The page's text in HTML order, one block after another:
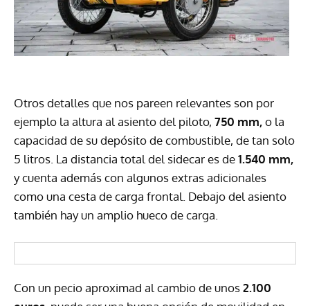
Otros detalles que nos pareen relevantes son por
ejemplo la altura al asiento del piloto, 750 mm,o la
capacidad de su depósito de combustible, de tan solo
5 litros. La distancia total del sidecar es de1.540 mm,
y cuenta además con algunos extras adicionales
como una cesta de carga frontal. Debajo del asiento
también hay un amplio hueco de carga.
Con un pecio aproximad al cambio de unos2.100